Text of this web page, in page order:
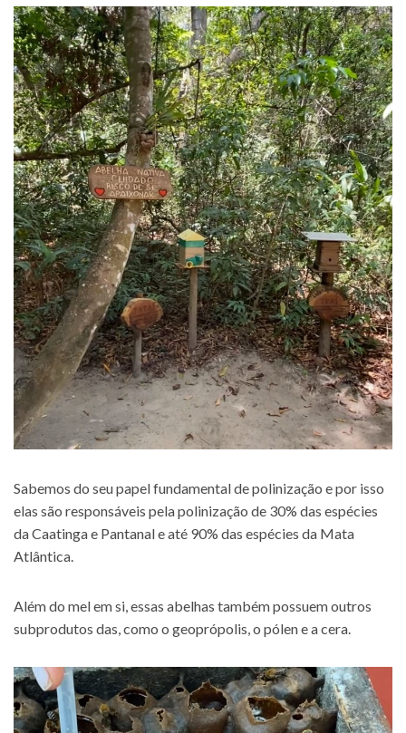
Sabemos do seu papel fundamental de polinização e por isso
elas são responsáveis pela polinização de 30% das espécies
da Caatinga e Pantanal e até 90% das espécies da Mata
Atlântica.
Além do mel em si, essas abelhas também possuem outros
subprodutos das, como o geoprópolis, o pólen e a cera.